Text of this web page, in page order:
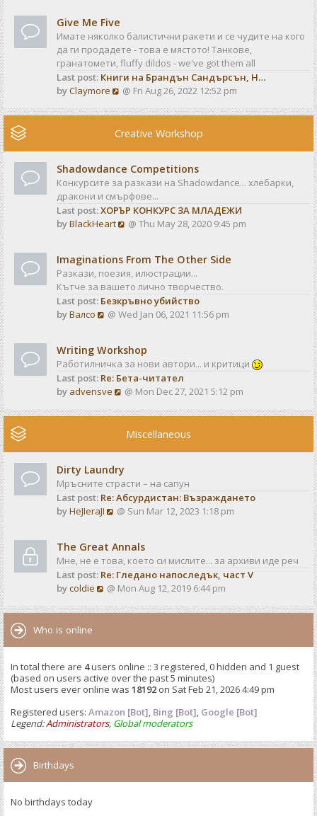
tt
e
s
t
p
o
s
t
w
t
h
e
l
a
t
s
o
s
t
Give Me Five
Имате няколко балистични ракети и се чудите на кого
да ги продадете - това е мястото! Танкове,
гранатомети, fluffy dildos - we've got them all
Last post: Книги на Брандън Сандърсън, Н…
byClaymore
V
e
w
e
l
a
t
e
p
o
s
t
@ Fri Aug 26, 2022 12:52 pm
Creative Workshop
Shadowdance Competitions
Конкурсите за разкази на Shadowdance... хлебарки,
дракони и смърфове...
Last post:ХОРЪР КОНКУРС ЗА МЛАДЕЖИ
byBlackHeart
V
w
t
h
e
l
e
s
t
p
o
t
@ Thu May 28, 2020 9:45 pm
Imaginations From The Other Side
Разкази, поезия, илюстрации...
Кътче за вашето лично творчество.
Last post: Безкръвно убийство
byВалсо
V
w
t
h
e
l
t
p
o
s
@ Wed Jan 06, 2021 11:56 pm
Writing Workshop
Работилничка за нови автори... и критици
Last post: Re: Бета-читател
by advensve
V
e
w
e
l
a
t
t
p
o
s
t
@ Mon Dec 27, 2021 5:12 pm
Miscellaneous
Dirty Laundry
Мръсните страсти – на сапун
Last post: Re: Абсурдистан: Възраждането
byHeJIeraJI
V
w
t
h
e
e
t
p
s
t
@ Sun Mar 12, 2023 1:18 pm
The Great Annals
Мне, не е това, което си мислите... за архиви иде реч
Last post: Re: Гледано напоследък, част V
bycoldie
V
e
e
l
a
t
e
t
@ Mon Aug 12, 2019 6:44 pm
Who is online
In total there are 4users online :: 3 registered, 0 hidden and 1 guest
(based on users active over the past 5 minutes)
Most users ever online was 18192 on Sat Feb 21, 2026 4:49 pm
Registered users: Amazon [Bot], Bing [Bot], Google [Bot]
Legend:Administrators, Global moderators
Birthdays
No birthdays today